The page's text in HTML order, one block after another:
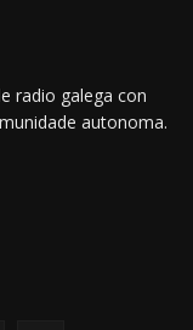
radio galega con
autonoma.